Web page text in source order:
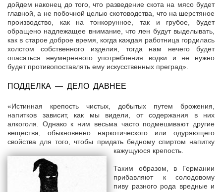
дойдем наконец до того, что разведение скота на мясо будет
главной, а не побочной целью скотоводства, что на шерстяное
производство, как на тонкорунное, так и грубое, будет
обращено надлежащее внимание, что лен будут выделывать,
как в старое доброе время, когда каждая работница гордилась
холстом собственного изделия, тогда нам нечего будет
опасаться неумеренного употребления водки и не нужно
будет противопоставлять ему искусственных преград».
ПОДДЕЛКА — ДЕЛО ДАВНЕЕ
«Истинная крепость чистых, добытых путем брожения,
напитков зависит, как мы видели, от содержания в них
алкоголя. Однако к ним весьма часто подмешивают другие
вещества, обыкновенно наркотического или одуряющего
свойства для того, чтобы придать бедному спиртом напитку
кажущуюся крепость.
Таким образом, в Германии
прибавляют к солодовому
пиву разного рода вредные и